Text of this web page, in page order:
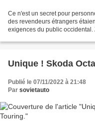
Ce n'est un secret pour
des revendeurs étrangers
exigences du public occidental.
Unique ! Skoda
Publié le 07/11/2022 à 21:48
Par sovietauto